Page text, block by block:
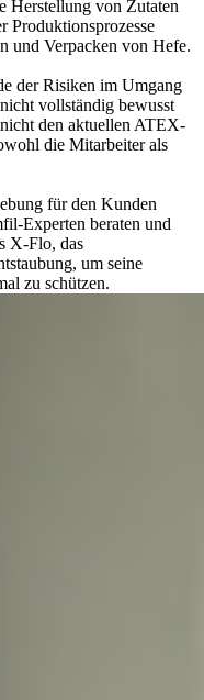
Herstellung von Zutaten
Produktionsprozesse
und Verpacken von Hefe.
der Risiken im Umgang
vollständig bewusst
den aktuellen ATEX-
die Mitarbeiter als
für den Kunden
Experten beraten und
X-Flo, das
um seine
zu schützen.